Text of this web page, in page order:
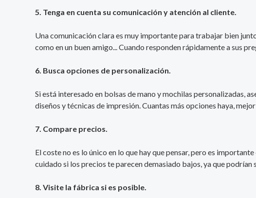
5. Tenga en cuenta su comunicación y atención al cliente.
Una comunicación clara es muy importante para trabajar bien
como en un buen amigo... Cuando responden rápidamente a sus
6. Busca opciones de personalización.
Si está interesado en bolsas de mano y mochilas personalizadas,
diseños y técnicas de impresión. Cuantas más opciones haya,
7. Compare precios.
El coste no es lo único en lo que hay que pensar, pero es
cuidado si los precios te parecen demasiado bajos, ya que
8. Visite la fábrica si es posible.